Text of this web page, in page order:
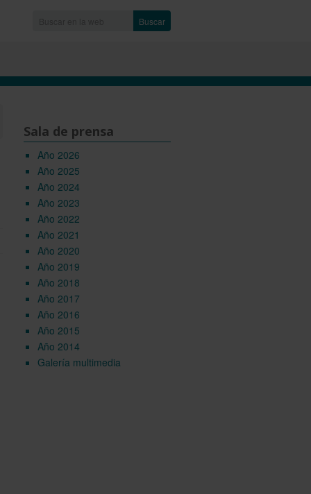
Buscar
Sala de prensa
Año 2026
Año 2025
Año 2024
Año 2023
Año 2022
Año 2021
Año 2020
Año 2019
Año 2018
Año 2017
Año 2016
Año 2015
Año 2014
Galería multimedia